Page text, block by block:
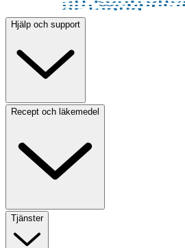
Hjälp och support
Recept och läkemedel
Tjänster